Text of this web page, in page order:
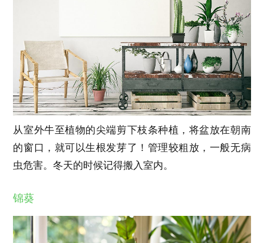
从室外牛至植物的尖端剪下枝条种植，将盆放在朝南
的窗口，就可以生根发芽了！管理较粗放，一般无病
虫危害。冬天的时候记得搬入室内。
锦葵